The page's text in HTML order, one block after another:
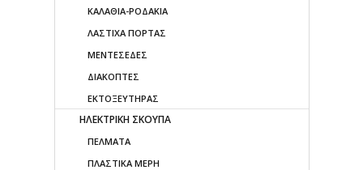
ΚΑΛΑΘΙΑ-ΡΟΔΑΚΙΑ
ΛΑΣΤΙΧΑ ΠΟΡΤΑΣ
ΜΕΝΤΕΣΕΔΕΣ
ΔΙΑΚΟΠΤΕΣ
ΕΚΤΟΞΕΥΤΗΡΑΣ
ΗΛΕΚΤΡΙΚΗ ΣΚΟΥΠΑ
ΠΕΛΜΑΤΑ
ΠΛΑΣΤΙΚΑ ΜΕΡΗ